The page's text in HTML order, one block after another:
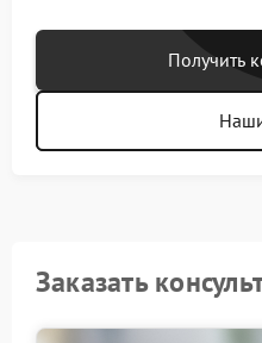
Получить
Заказать